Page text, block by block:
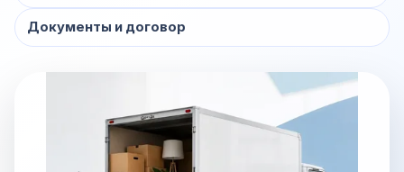
Документы и договор